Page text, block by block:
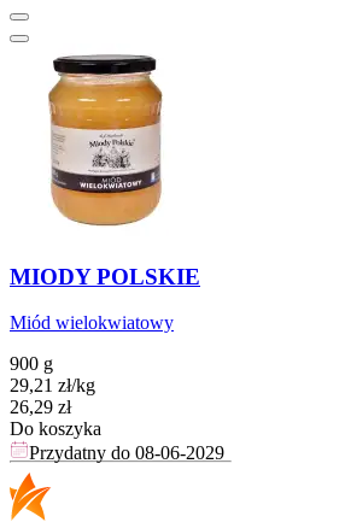
MIODY POLSKIE
Miód wielokwiatowy
900 g
29,21 zł/kg
Cena
26,29 zł
Do koszyka
Przydatny do 08-06-2029